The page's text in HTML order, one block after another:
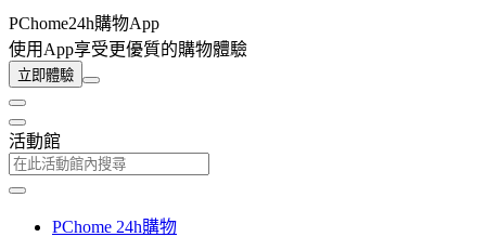
PChome24h購物App
使用App享受更優質的購物體驗
立即體驗
活動館
PChome 24h購物